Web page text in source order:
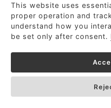
EMILIE
První nano-elektro-
This website uses
proper operation and
understand how you
be set only after consent.